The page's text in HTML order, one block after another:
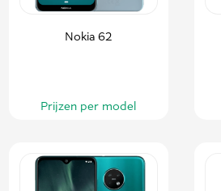
Nokia 62
Prijzen per model